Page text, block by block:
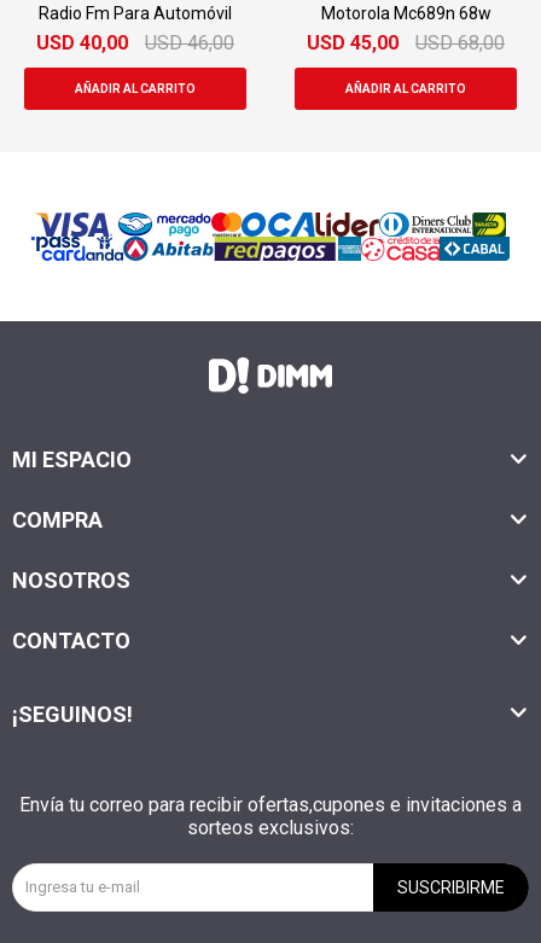
Radio Fm Para Automóvil
USD 40,00 USD 46,00
Motorola Mc689n 68w
USD 45,00 USD 68,00
MI ESPACIO
COMPRA
NOSOTROS
CONTACTO
Envía tu correo para recibir ofertas,cupones e invitaciones a
sorteos exclusivos:
SUSCRIBIRME
¡SEGUINOS!